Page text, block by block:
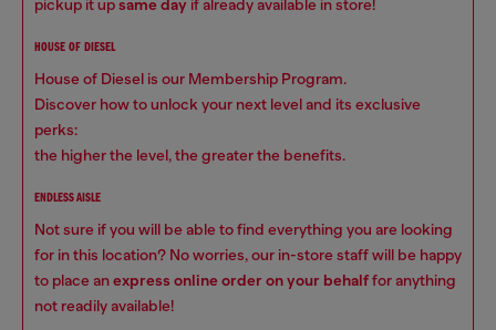
pickup it upsame day if already available in store!
HOUSE OF DIESEL
House of Diesel is our Membership Program.
Discover how to unlock your next level and its exclusive
perks:
the higher the level, the greater the benefits.
ENDLESS AISLE
Not sure if you will be able to find everything you are looking
for in this location? No worries, our in-store staff will be happy
to place anexpress online order on your behalffor anything
not readily available!